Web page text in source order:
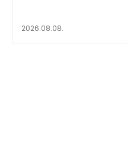
2026.08.08.